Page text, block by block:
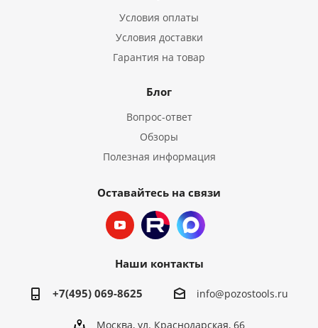
Условия оплаты
Условия доставки
Гарантия на товар
Блог
Вопрос-ответ
Обзоры
Полезная информация
Оставайтесь на связи
Наши контакты
+7(495) 069-8625 info@pozostools.ru
Москва, ул. Краснодарская, 66